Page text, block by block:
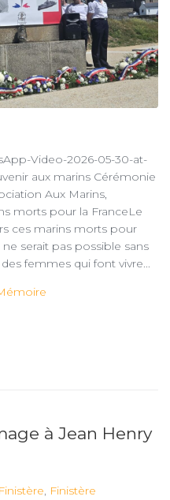
Video-2026-05-30-at-
aux marins Cérémonie
Aux Marins,
morts pour la FranceLe
ces marins morts pour
serait pas possible sans
femmes qui font vivre...
à Jean Henry
, Finistère